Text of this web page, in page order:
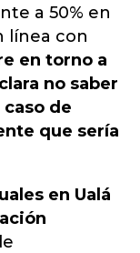
a 50% en
línea con
en torno a
no saber
de
que sería
en Ualá